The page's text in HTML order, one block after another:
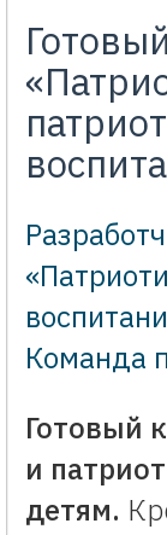
Команда
Готовый
и
детям.